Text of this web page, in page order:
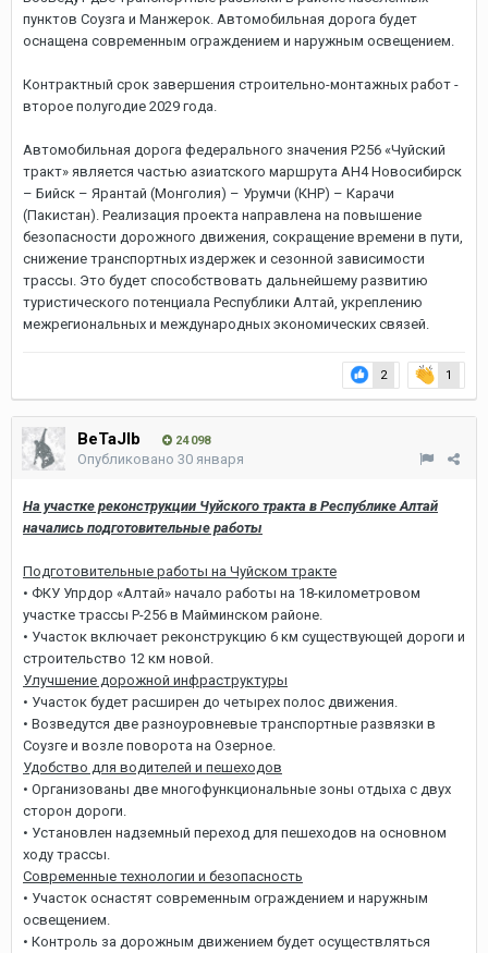
пунктов Соузга и Манжерок. Автомобильная дорога будет
оснащена современным ограждением и наружным освещением.
Контрактный срок завершения строительно-монтажных работ -
второе полугодие 2029 года.
Автомобильная дорога федерального значения Р256 «Чуйский
тракт» является частью азиатского маршрута АН4 Новосибирск
– Бийск – Ярантай (Монголия) – Урумчи (КНР) – Карачи
(Пакистан). Реализация проекта направлена на повышение
безопасности дорожного движения, сокращение времени в пути,
снижение транспортных издержек и сезонной зависимости
трассы. Это будет способствовать дальнейшему развитию
туристического потенциала Республики Алтай, укреплению
межрегиональных и международных экономических связей.
2 1
BeTaJIb 24 098
Опубликовано 30 января
На участке реконструкции Чуйского тракта в Республике Алтай
начались подготовительные работы
Подготовительные работы на Чуйском тракте
• ФКУ Упрдор «Алтай» начало работы на 18-километровом
участке трассы Р-256 в Майминском районе.
• Участок включает реконструкцию 6 км существующей дороги и
строительство 12 км новой.
Улучшение дорожной инфраструктуры
• Участок будет расширен до четырех полос движения.
• Возведутся две разноуровневые транспортные развязки в
Соузге и возле поворота на Озерное.
Удобство для водителей и пешеходов
• Организованы две многофункциональные зоны отдыха с двух
сторон дороги.
• Установлен надземный переход для пешеходов на основном
ходу трассы.
Современные технологии и безопасность
• Участок оснастят современным ограждением и наружным
освещением.
• Контроль за дорожным движением будет осуществляться